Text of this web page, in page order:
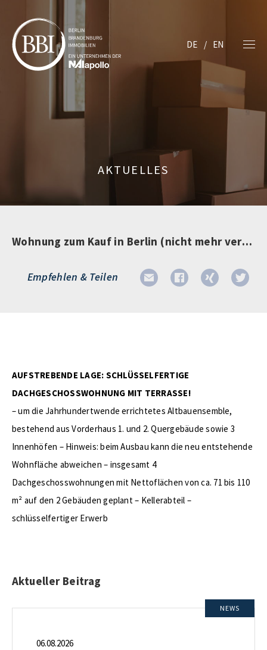
DE EN
AKTUELLES
Wohnung zum Kauf in Berlin (nicht mehr verfügbar)
Empfehlen & Teilen
AUFSTREBENDE LAGE: SCHLÜSSELFERTIGE
DACHGESCHOSSWOHNUNG MIT TERRASSE!
– um die Jahrhundertwende errichtetes Altbauensemble,
bestehend aus Vorderhaus 1. und 2. Quergebäude sowie 3
Innenhöfen – Hinweis: beim Ausbau kann die neu entstehende
Wohnfläche abweichen – insgesamt 4
Dachgeschosswohnungen mit Nettoflächen von ca. 71 bis 110
m² auf den 2 Gebäuden geplant – Kellerabteil –
schlüsselfertiger Erwerb
Aktueller Beitrag
NEWS
06.08.2026